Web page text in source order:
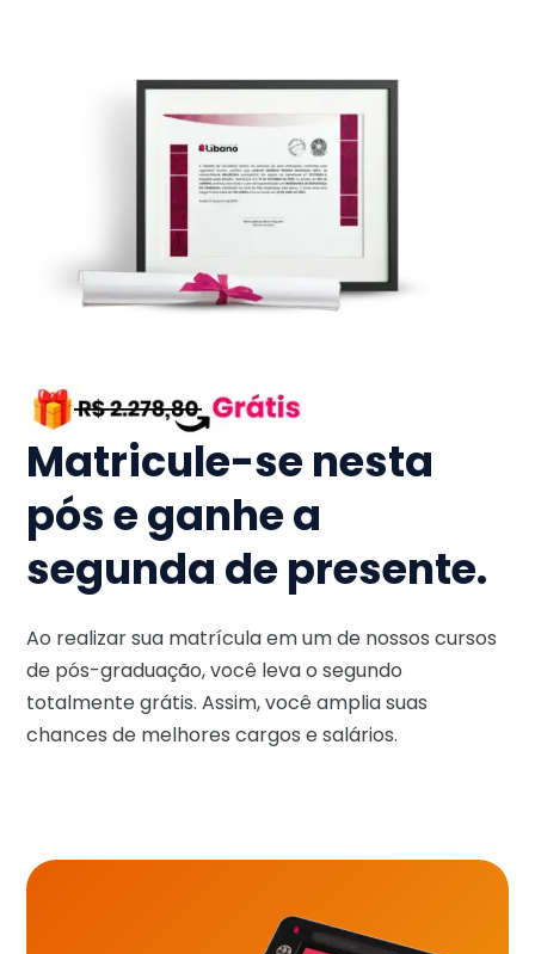
Matricule-se nesta
pós e ganhe a
segunda de presente.
Ao realizar sua matrícula em um de nossos cursos
de pós-graduação, você leva o segundo
totalmente grátis. Assim, você amplia suas
chances de melhores cargos e salários.